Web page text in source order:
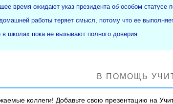
время ожидают указ президента об особом статусе
работы теряет смысл, потому что ее
в школах пока не вызывают полного доверия
В ПОМОЩЬ
коллеги! Добавьте свою презентацию на